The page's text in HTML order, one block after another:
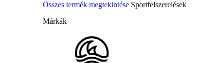
Összes termék megtekintése Sportfelszerelések
Márkák